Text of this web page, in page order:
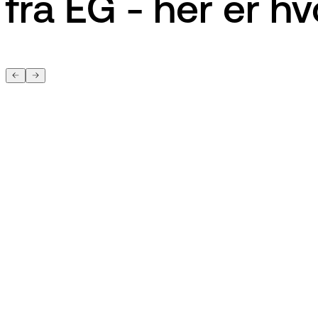
fra EG - her er